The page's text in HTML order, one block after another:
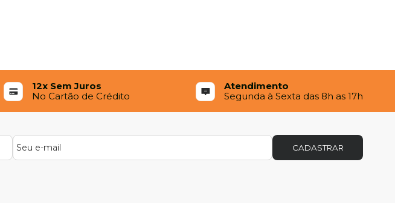
12x Sem Juros
No Cartão de Crédito
Atendimento
Segunda à Sexta das 8h as 17h
CADASTRAR